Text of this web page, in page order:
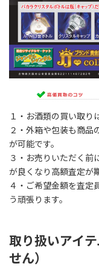
１・お酒類の買い取り
２・外箱や包装も商品
が可能です。
３・お売りいただく前
が良くなり高額査定が
４・ご希望金額を査定
う頑張ります。
取り扱いアイ
せん）